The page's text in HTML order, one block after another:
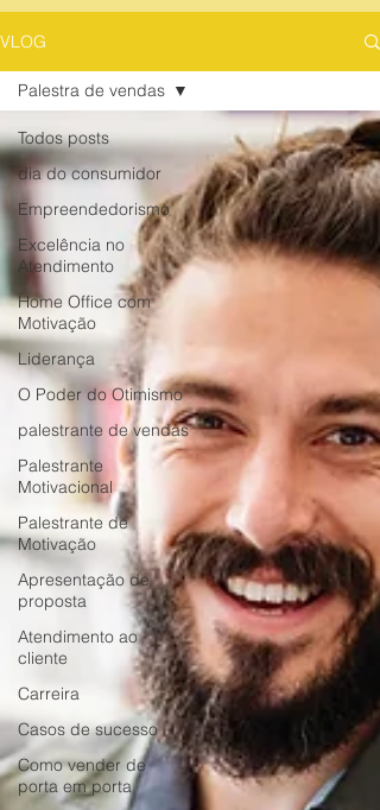
VLOG
Todos posts
dia do consumidor
Empreendedorismo
Excelência no
Atendimento
Home Office com
Motivação
Liderança
O Poder do Otimismo
palestrante de vendas
Palestrante
Motivacional
Palestrante de
Motivação
Apresentação de
proposta
Atendimento ao
cliente
Carreira
Casos de sucesso
Como vender de
porta em porta
Palestra de vendas